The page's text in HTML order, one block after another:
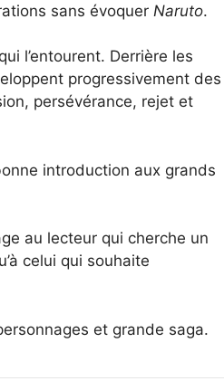
sans évoquer Naruto.
l’entourent. Derrière les
progressivement des
persévérance, rejet et
introduction aux grands
au lecteur qui cherche un
celui qui souhaite
et grande saga.